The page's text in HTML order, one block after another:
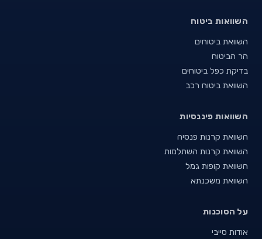
השוואות ביטוח
השוואת ביטוחים
הר הביטוח
בדיקת כפל ביטוחים
השוואת ביטוח רכב
השוואות פיננסיות
השוואת קרנות פנסיה
השוואת קרנות השתלמות
השוואת קופות גמל
השוואת משכנתא
על הסוכנות
אודות סייבי